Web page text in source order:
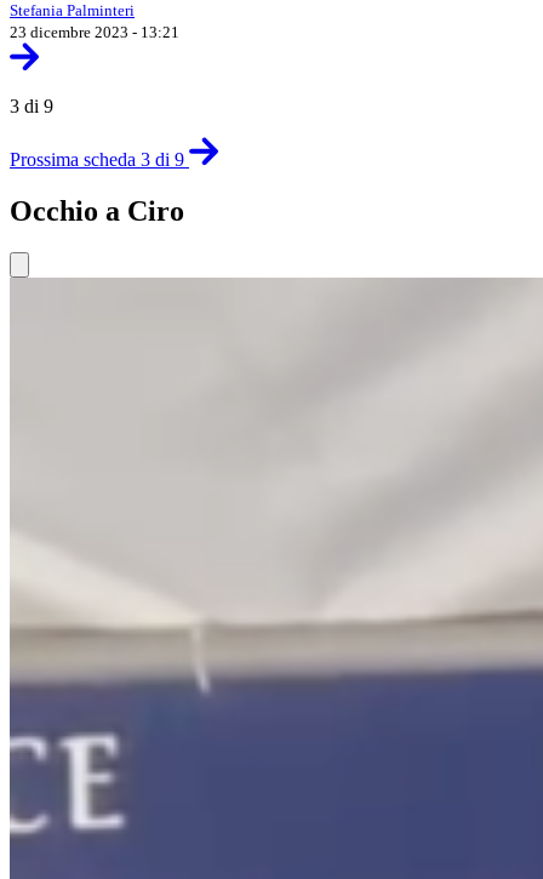
Stefania Palminteri
23 dicembre 2023 - 13:21
3 di 9
Prossima scheda 3 di 9
Occhio a Ciro